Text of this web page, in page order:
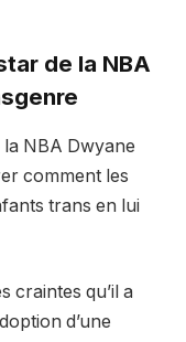
de la NBA
NBA Dwyane
comment les
trans en lui
craintes qu’il a
d’une